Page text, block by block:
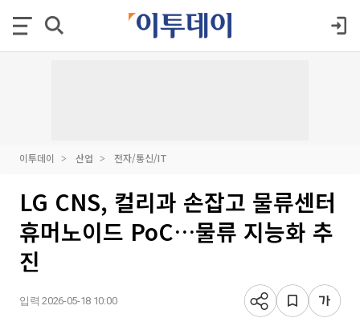
이투데이 산업 전자/통신/IT
LG CNS, 컬리과 손잡고 물류센터
휴머노이드 PoC…물류 지능화 추
진
입력 2026-05-18 10:00